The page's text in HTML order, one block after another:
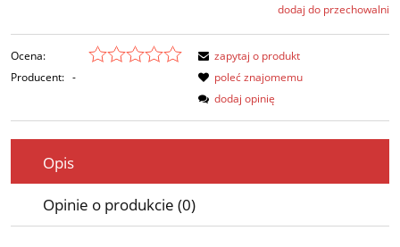
dodaj do przechowalni
Ocena:
Producent: -
zapytaj o produkt
poleć znajomemu
dodaj opinię
Opis
Opinie o produkcie (0)